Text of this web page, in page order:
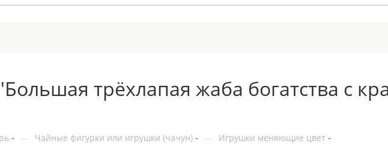
трёхлапая жаба богатства с
— Чайные фигурки или игрушки (чачун) — Игрушки меняющие цвет